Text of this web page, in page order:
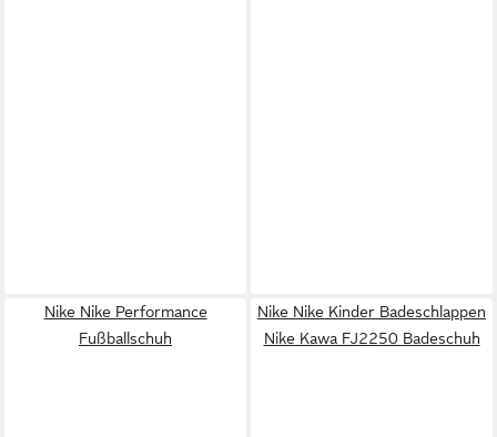
Nike Nike Performance
Fußballschuh
Nike Nike Kinder Badeschlappen
Nike Kawa FJ2250 Badeschuh